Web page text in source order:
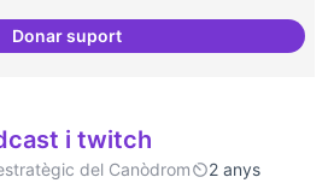
Donar suportIniciar línia de DDHH i capa
i twitch
del Canòdrom
2 anys